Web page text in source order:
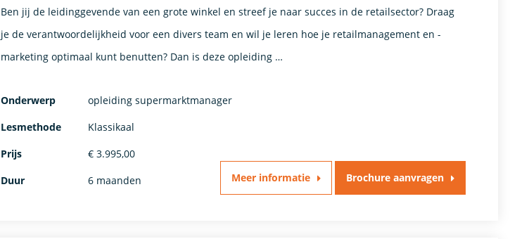
Ben jij de leidinggevende van een grote winkel en streef je naar succes in de retailsector? Draag
je de verantwoordelijkheid voor een divers team en wil je leren hoe je retailmanagement en -
marketing optimaal kunt benutten? Dan is deze opleiding …
Onderwerp
opleiding supermarktmanager
Lesmethode
Klassikaal
Prijs
€ 3.995,00
Duur
6 maanden Meer informatie Brochure aanvragen